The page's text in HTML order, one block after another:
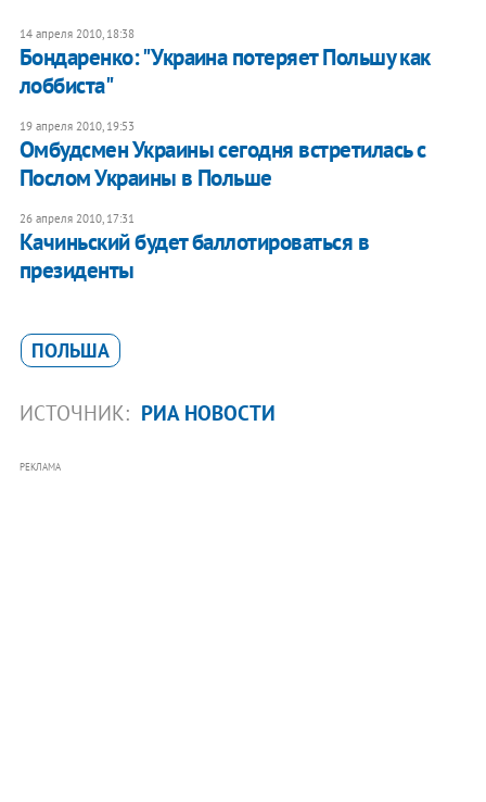
14 апреля 2010, 18:38
Бондаренко: "Украина потеряет Польшу как
лоббиста"
19 апреля 2010, 19:53
Омбудсмен Украины сегодня встретилась с
Послом Украины в Польше
26 апреля 2010, 17:31
Качиньский будет баллотироваться в
президенты
ПОЛЬША
ИСТОЧНИК: РИА НОВОСТИ
РЕКЛАМА